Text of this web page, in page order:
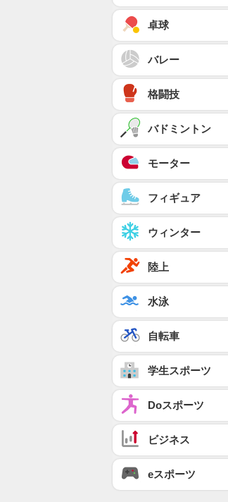
卓球
バレー
格闘技
バドミントン
モーター
フィギュア
ウィンター
陸上
水泳
自転車
学生スポーツ
Doスポーツ
ビジネス
eスポーツ